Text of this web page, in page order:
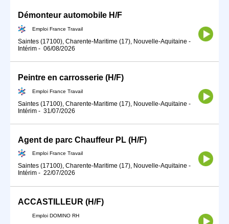
Démonteur automobile H/F
Emploi France Travail
Saintes (17100), Charente-Maritime (17), Nouvelle-Aquitaine -
Intérim - 06/08/2026
Peintre en carrosserie (H/F)
Emploi France Travail
Saintes (17100), Charente-Maritime (17), Nouvelle-Aquitaine -
Intérim - 31/07/2026
Agent de parc Chauffeur PL (H/F)
Emploi France Travail
Saintes (17100), Charente-Maritime (17), Nouvelle-Aquitaine -
Intérim - 22/07/2026
ACCASTILLEUR (H/F)
Emploi DOMINO RH